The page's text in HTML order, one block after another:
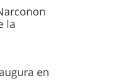
la
en